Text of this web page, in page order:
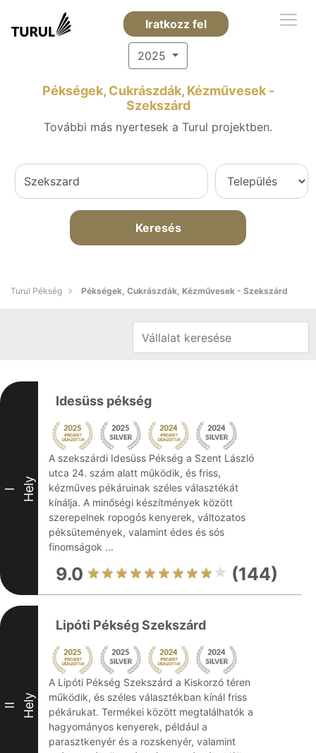
Iratkozz fel
2025
Pékségek, Cukrászdák, Kézművesek -
Szekszárd
További más nyertesek a Turul projektben.
Keresés
Turul Pékség Pékségek, Cukrászdák, Kézművesek - Szekszárd
I Hely
Idesüss pékség
A szekszárdi Idesüss Pékség a Szent László
utca 24. szám alatt működik, és friss,
kézműves pékáruinak széles választékát
kínálja. A minőségi készítmények között
szerepelnek ropogós kenyerek, változatos
péksütemények, valamint édes és sós
finomságok ...
9.0 (144)
II Hely
Lipóti Pékség Szekszárd
A Lipóti Pékség Szekszárd a Kiskorzó téren
működik, és széles választékban kínál friss
pékárukat. Termékei között megtalálhatók a
hagyományos kenyerek, például a
parasztkenyér és a rozskenyér, valamint